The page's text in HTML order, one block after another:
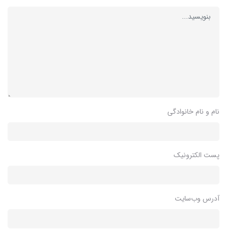
نام و نام خانوادگی
پست الکترونیک
آدرس وب‌سایت